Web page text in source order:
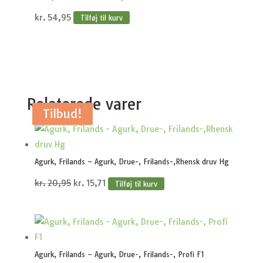
kr. 54,95 Tilføj til kurv
Relaterede varer
Tilbud!
Agurk, Frilands – Agurk, Drue-, Frilands-,Rhensk druv Hg
kr.20,95 Den
var:
kr. 15,71Den
er:
Tilføj til kurv
Tilbud!
Agurk, Frilands – Agurk, Drue-, Frilands-, Profi F1
Tilbud!
Tilbud!
Tilbud!